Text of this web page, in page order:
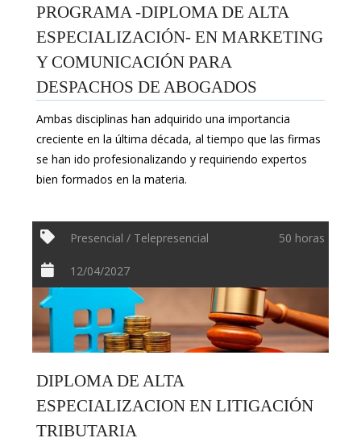
PROGRAMA -DIPLOMA DE ALTA
ESPECIALIZACIÓN- EN MARKETING
Y COMUNICACIÓN PARA
DESPACHOS DE ABOGADOS
Ambas disciplinas han adquirido una importancia
creciente en la última década, al tiempo que las firmas
se han ido profesionalizando y requiriendo expertos
bien formados en la materia.
Presencial / Telepresencial 50 horas
12/04/2027
DIPLOMA DE ALTA
ESPECIALIZACION EN LITIGACIÓN
TRIBUTARIA